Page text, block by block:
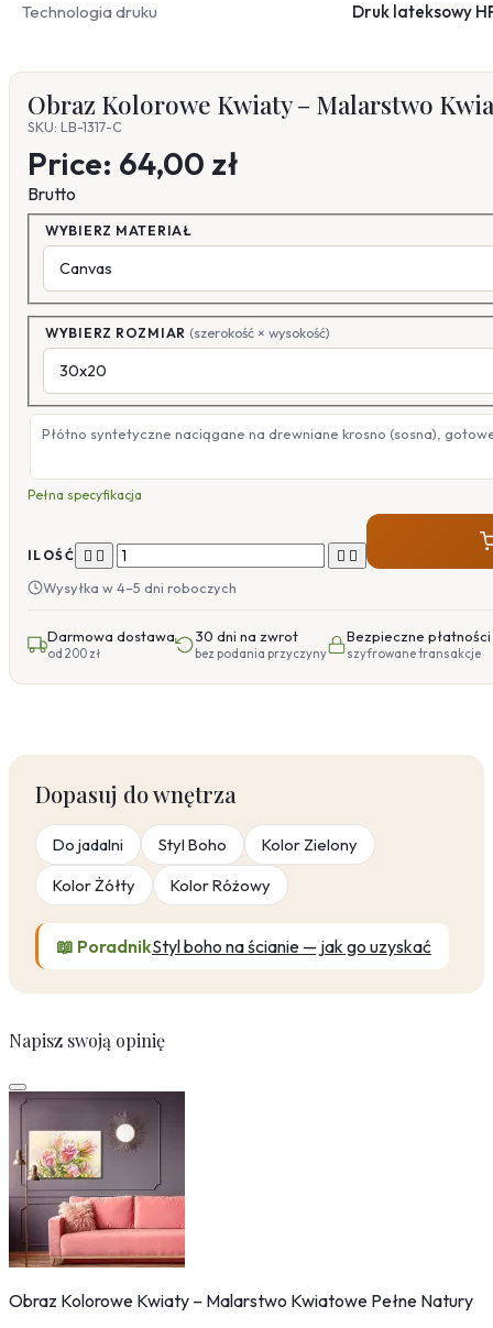
Technologia druku Druk lateksowy
Obraz Kolorowe Kwiaty – Malarstwo
SKU: LB-1317-C
Price: 64,00 zł
Brutto
WYBIERZ MATERIAŁ
WYBIERZ ROZMIAR (szerokość × wysokość)
Płótno syntetyczne naciągane na drewniane krosno (sosna),
Pełna specyfikacja
ILOŚĆ    
Wysyłka w 4–5 dni roboczych
Darmowa dostawa
od 200 zł
30 dni na zwrot
bez podania przyczyny
Bezpieczne płatności
szyfrowane transakcje
Dopasuj do wnętrza
Do jadalni Styl Boho
Kolor Zielony
Kolor Żółty
Kolor Różowy
📖 PoradnikStyl boho na ścianie — jak go uzyskać
Napisz swoją opinię
Obraz Kolorowe Kwiaty – Malarstwo Kwiatowe Pełne Natury